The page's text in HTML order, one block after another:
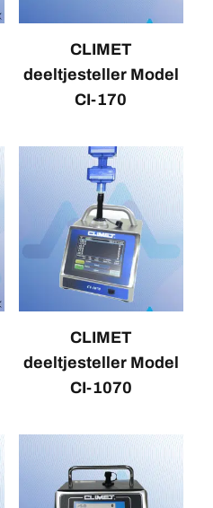
CLIMET
deeltjesteller Model
CI-170
CLIMET
deeltjesteller Model
CI-1070